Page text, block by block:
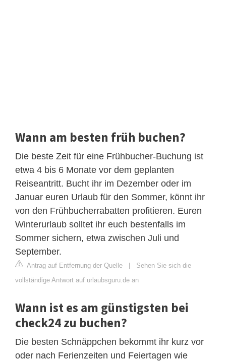
Wann am besten früh buchen?
Die beste Zeit für eine Frühbucher-Buchung ist
etwa 4 bis 6 Monate vor dem geplanten
Reiseantritt. Bucht ihr im Dezember oder im
Januar euren Urlaub für den Sommer, könnt ihr
von den Frühbucherrabatten profitieren. Euren
Winterurlaub solltet ihr euch bestenfalls im
Sommer sichern, etwa zwischen Juli und
September.
Antrag auf Entfernung der Quelle | Sehen Sie sich die
vollständige Antwort auf urlaubsguru.de an
Wann ist es am günstigsten bei
check24 zu buchen?
Die besten Schnäppchen bekommt ihr kurz vor
oder nach Ferienzeiten und Feiertagen wie